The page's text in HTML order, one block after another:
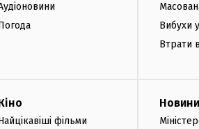
Вибухи
Втрати
фільми